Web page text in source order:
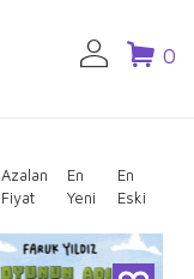
0
Azalan
Fiyat
En
Yeni
En
Eski